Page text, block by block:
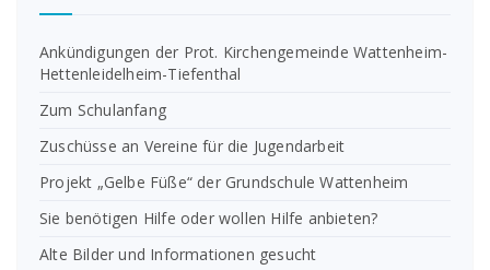
Ankündigungen der Prot. Kirchengemeinde Wattenheim-
Hettenleidelheim-Tiefenthal
Zum Schulanfang
Zuschüsse an Vereine für die Jugendarbeit
Projekt „Gelbe Füße“ der Grundschule Wattenheim
Sie benötigen Hilfe oder wollen Hilfe anbieten?
Alte Bilder und Informationen gesucht